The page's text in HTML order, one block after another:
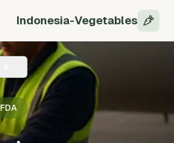
Indonesia-Vegetables
FDA پریئر نوٹس